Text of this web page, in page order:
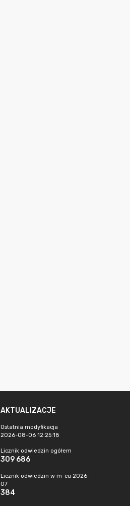
AKTUALIZACJE
Ostatnia modyfikacja
2026-08-06 12:25:18
Licznik odwiedzin ogółem
309 686
Licznik odwiedzin w m-cu 2026-
07
384